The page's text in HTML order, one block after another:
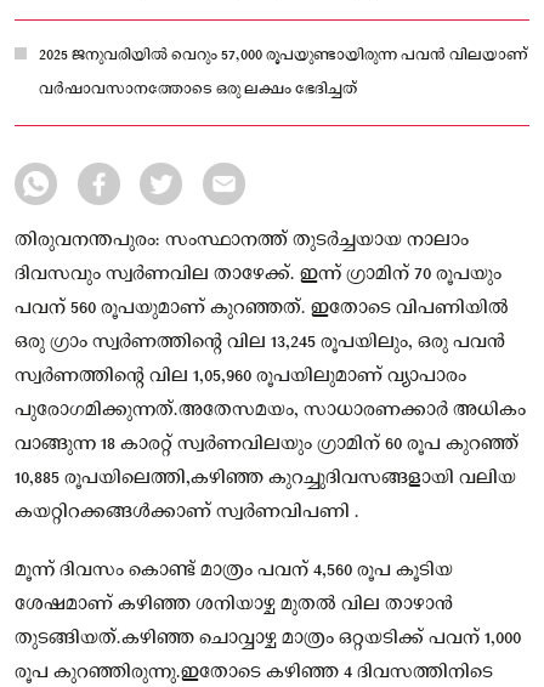
2025 ജനുവരിയിൽ വെറും 57,000 രൂപയുണ്ടായിരുന്ന പവൻ വിലയാണ്
വർഷാവസാനത്തോടെ ഒരു ലക്ഷം ഭേദിച്ചത്
തിരുവനന്തപുരം: സംസ്ഥാനത്ത് തുടർച്ചയായ നാലാം
ദിവസവും സ്വർണവില താഴേക്ക്. ഇന്ന് ഗ്രാമിന് 70 രൂപയും
പവന് 560 രൂപയുമാണ് കുറഞ്ഞത്. ഇതോടെ വിപണിയിൽ
ഒരു ഗ്രാം സ്വർണത്തിന്റെ വില 13,245 രൂപയിലും, ഒരു പവൻ
സ്വർണത്തിന്റെ വില 1,05,960 രൂപയിലുമാണ് വ്യാപാരം
പുരോഗമിക്കുന്നത്.അതേസമയം, സാധാരണക്കാർ അധികം
വാങ്ങുന്ന 18 കാരറ്റ് സ്വർണവിലയും ഗ്രാമിന് 60 രൂപ കുറഞ്ഞ്
10,885 രൂപയിലെത്തി,കഴിഞ്ഞ കുറച്ചുദിവസങ്ങളായി വലിയ
കയറ്റിറക്കങ്ങൾക്കാണ് സ്വർണവിപണി .
മൂന്ന് ദിവസം കൊണ്ട് മാത്രം പവന് 4,560 രൂപ കൂടിയ
ശേഷമാണ് കഴിഞ്ഞ ശനിയാഴ്ച മുതൽ വില താഴാൻ
തുടങ്ങിയത്.കഴിഞ്ഞ ചൊവ്വാഴ്ച മാത്രം ഒറ്റയടിക്ക് പവന് 1,000
രൂപ കുറഞ്ഞിരുന്നു.ഇതോടെ കഴിഞ്ഞ 4 ദിവസത്തിനിടെ